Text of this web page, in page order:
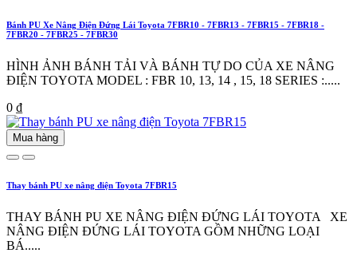
Bánh PU Xe Nâng Điện Đứng Lái Toyota 7FBR10 - 7FBR13 - 7FBR15 - 7FBR18 -
7FBR20 - 7FBR25 - 7FBR30
HÌNH ẢNH BÁNH TẢI VÀ BÁNH TỰ DO CỦA XE NÂNG
ĐIỆN TOYOTA MODEL : FBR 10, 13, 14 , 15, 18 SERIES :.....
0 ₫
Mua hàng
Thay bánh PU xe nâng điện Toyota 7FBR15
THAY BÁNH PU XE NÂNG ĐIỆN ĐỨNG LÁI TOYOTA XE
NÂNG ĐIỆN ĐỨNG LÁI TOYOTA GỒM NHỮNG LOẠI
BÁ.....